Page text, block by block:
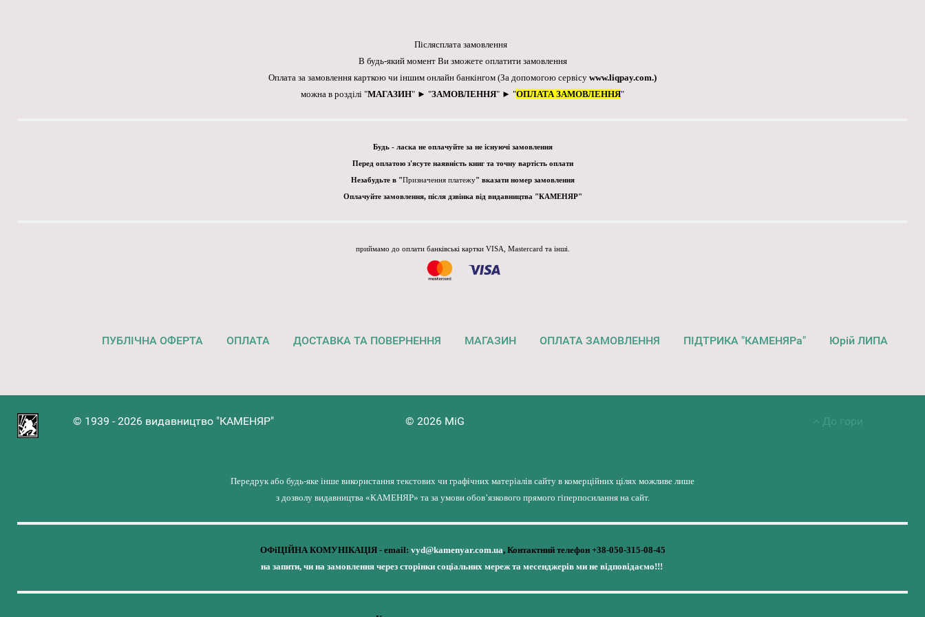
Післясплата замовлення
В будь-який момент Ви зможете оплатити замовлення
Оплата за замовлення карткою чи іншим онлайн банкінгом (За допомогою сервісу www.liqpay.com.)
можна в розділі "МАГАЗИН" ► "ЗАМОВЛЕННЯ" ► "ОПЛАТА ЗАМОВЛЕННЯ"
Будь - ласка не оплачуйте за не існуючі замовлення
Перед оплатою з'ясуте наявність книг та точну вартість оплати
Незабудьте в "Призначення платежу" вказати номер замовлення
Оплачуйте замовлення, після дзвінка від видавництва "КАМЕНЯР"
приймамо до оплати банківські картки VISA, Mastercard та інші.
ПУБЛІЧНА ОФЕРТА ОПЛАТА ДОСТАВКА ТА ПОВЕРНЕННЯ МАГАЗИН ОПЛАТА ЗАМОВЛЕННЯ ПІДТРИКА "КАМЕНЯРа" Юрій ЛИПА
© 1939 - 2026 видавництво "КАМЕНЯР" © 2026 MiG До гори
Передрук або будь-яке інше використання текстових чи графічних матеріалів сайту в комерційних цілях можливе лише
з дозволу видавництва «КАМЕНЯР» та за умови обов’язкового прямого гіперпосилання на сайт.
ОФіЦІЙНА КОМУНІКАЦІЯ - email: vyd@kamenyar.com.ua, Контактний телефон +38-050-315-08-45
на запити, чи на замовлення через сторінки соціальних мереж та месенджерів ми не відповідаємо!!!